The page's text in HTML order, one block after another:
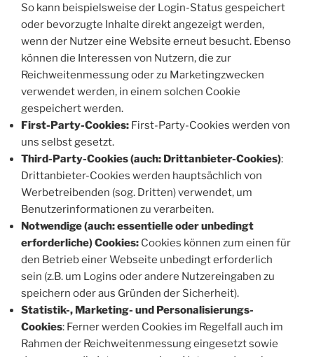
So kann beispielsweise der Login-Status gespeichert
oder bevorzugte Inhalte direkt angezeigt werden,
wenn der Nutzer eine Website erneut besucht. Ebenso
können die Interessen von Nutzern, die zur
Reichweitenmessung oder zu Marketingzwecken
verwendet werden, in einem solchen Cookie
gespeichert werden.
First-Party-Cookies: First-Party-Cookies werden von
uns selbst gesetzt.
Third-Party-Cookies (auch: Drittanbieter-Cookies):
Drittanbieter-Cookies werden hauptsächlich von
Werbetreibenden (sog. Dritten) verwendet, um
Benutzerinformationen zu verarbeiten.
Notwendige (auch: essentielle oder unbedingt
erforderliche) Cookies: Cookies können zum einen für
den Betrieb einer Webseite unbedingt erforderlich
sein (z.B. um Logins oder andere Nutzereingaben zu
speichern oder aus Gründen der Sicherheit).
Statistik-, Marketing- und Personalisierungs-
Cookies: Ferner werden Cookies im Regelfall auch im
Rahmen der Reichweitenmessung eingesetzt sowie